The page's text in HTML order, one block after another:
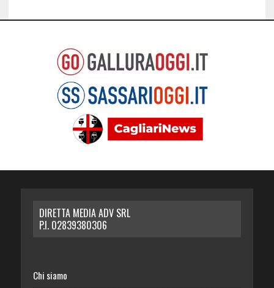
DIRETTA MEDIA ADV SRL
P.I. 02839380306
Chi siamo